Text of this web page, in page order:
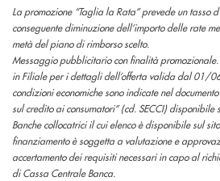
La promozione “Taglia la Rata” prevede un tasso
conseguente diminuzione dell’importo delle rate
metà del piano di rimborso scelto.
Messaggio pubblicitario con finalità
in Filiale per i dettagli dell’offerta valida dal
condizioni economiche sono indicate nel
sul credito ai consumatori” (cd. SECCI) disponibile
Banche collocatrici il cui elenco è disponibile sul
finanziamento è soggetta a valutazione e
accertamento dei requisiti necessari in capo al
di Cassa Centrale Banca.